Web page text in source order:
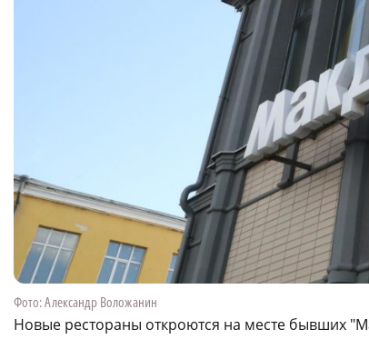
Фото: Александр Воложанин
Новые рестораны откроются на месте бывших